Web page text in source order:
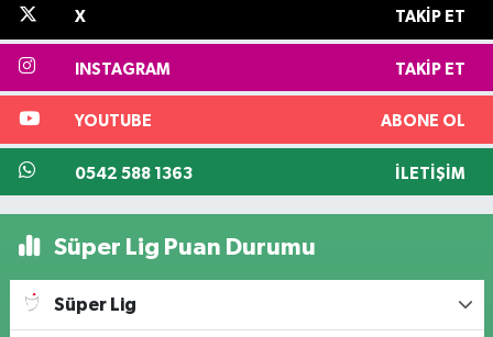
X TAKIP ET
INSTAGRAM TAKIP ET
YOUTUBE ABONE OL
0542 588 1363 İLETIŞIM
Süper Lig Puan Durumu
Süper Lig